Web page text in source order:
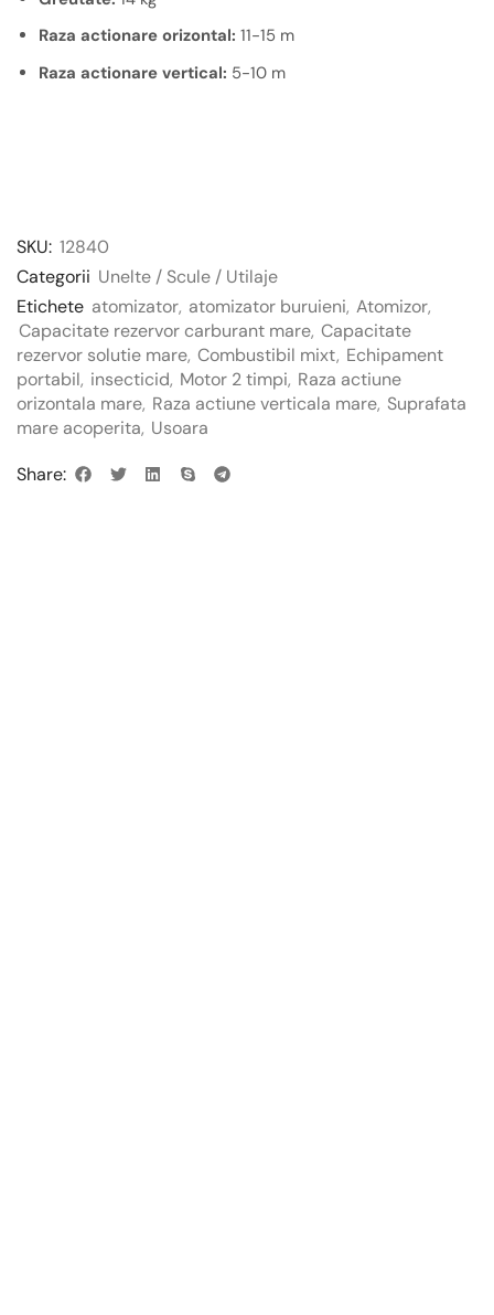
Raza actionare orizontal: 11-15 m
Raza actionare vertical: 5-10 m
SKU: 12840
Categorii Unelte / Scule / Utilaje
Etichete atomizator, atomizator buruieni, Atomizor,
Capacitate rezervor carburant mare, Capacitate
rezervor solutie mare, Combustibil mixt, Echipament
portabil, insecticid, Motor 2 timpi, Raza actiune
orizontala mare, Raza actiune verticala mare, Suprafata
mare acoperita, Usoara
Share: